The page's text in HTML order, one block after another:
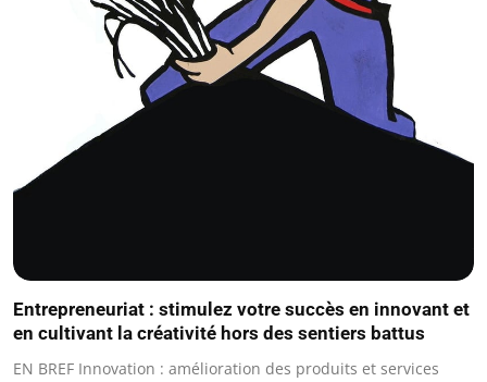
Entrepreneuriat : stimulez votre succès en innovant et
en cultivant la créativité hors des sentiers battus
EN BREF Innovation : amélioration des produits et services